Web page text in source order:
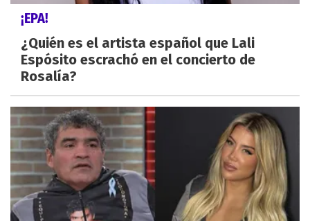
¡EPA!
¿Quién es el artista español que Lali
Espósito escrachó en el concierto de
Rosalía?